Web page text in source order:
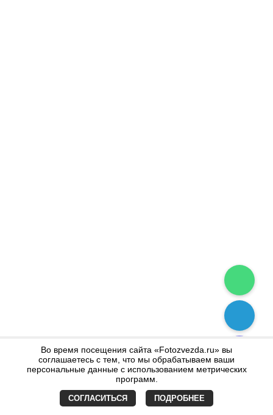
Во время посещения сайта «Fotozvezda.ru» вы
соглашаетесь с тем, что мы обрабатываем ваши
персональные данные с использованием метрических
программ.
СОГЛАСИТЬСЯ ПОДРОБНЕЕ